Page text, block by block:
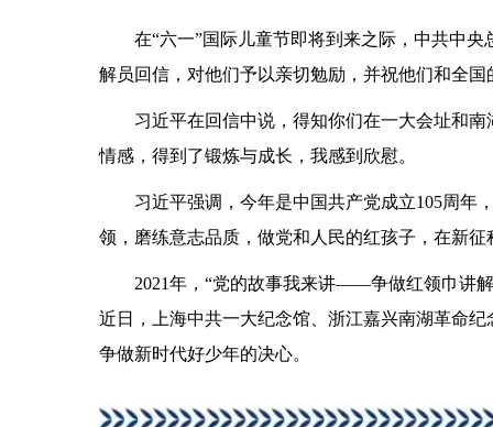
在“六一”国际儿童节即将到来之际，中共中央
解员回信，对他们予以亲切勉励，并祝他们和全
习近平在回信中说，得知你们在一大会址和南
情感，得到了锻炼与成长，我感到欣慰。
习近平强调，今年是中国共产党成立105周年，
领，磨练意志品质，做党和人民的红孩子，在新
2021年，“党的故事我来讲——争做红领巾讲解
近日，上海中共一大纪念馆、浙江嘉兴南湖革命
争做新时代好少年的决心。